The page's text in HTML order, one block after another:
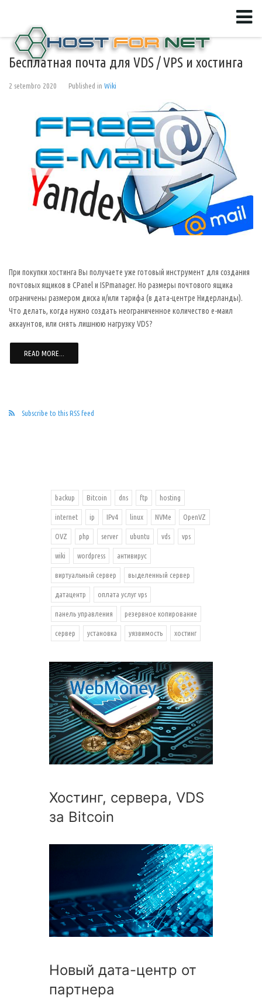
Бесплатная почта для VDS / VPS и хостинга
2 setembro 2020 Published in Wiki
При покупки хостинга Вы получаете уже готовый инструмент для создания
почтовых ящиков в CPanel и ISPmanager. Но размеры почтового ящика
ограничены размером диска и/или тарифа (в дата-центре Нидерланды).
Что делать, когда нужно создать неограниченное количество е-маил
аккаунтов, или снять лишнюю нагрузку VDS?
READ MORE...
Subscribe to this RSS feed
backup Bitcoin dns ftp hosting
internet ip IPv4 linux NVMe OpenVZ
OVZ php server ubuntu vds vps
wiki wordpress антивирус
виртуальный сервер выделенный сервер
датацентр оплата услуг vps
панель управления резервное копирование
сервер установка уязвимость хостинг
Хостинг, сервера, VDS
за Bitcoin
Новый дата-центр от
партнера